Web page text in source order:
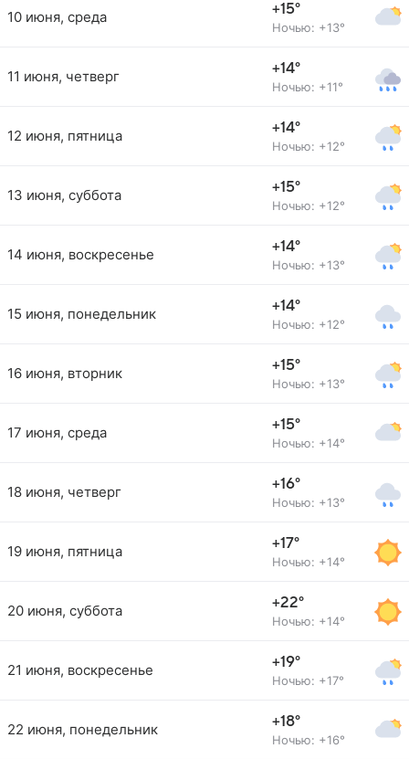
10 июня, среда +15°
Ночью: +13°
11 июня, четверг +14°
Ночью: +11°
12 июня, пятница +14°
Ночью: +12°
13 июня, суббота +15°
Ночью: +12°
14 июня, воскресенье +14°
Ночью: +13°
15 июня, понедельник +14°
Ночью: +12°
16 июня, вторник +15°
Ночью: +13°
17 июня, среда +15°
Ночью: +14°
18 июня, четверг +16°
Ночью: +13°
19 июня, пятница +17°
Ночью: +14°
20 июня, суббота +22°
Ночью: +14°
21 июня, воскресенье +19°
Ночью: +17°
22 июня, понедельник +18°
Ночью: +16°